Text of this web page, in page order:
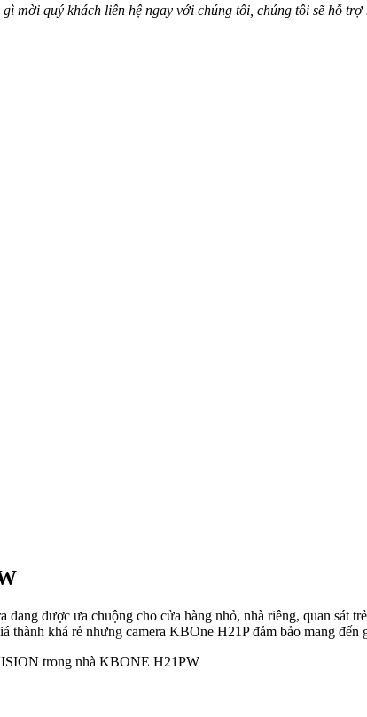
gì mời quý khách liên hệ ngay với chúng tôi, chúng tôi sẽ hỗ
được ưa chuộng cho cửa hàng nhỏ, nhà riêng, quan sát
khá rẻ nhưng camera KBOne H21P đảm bảo mang đến